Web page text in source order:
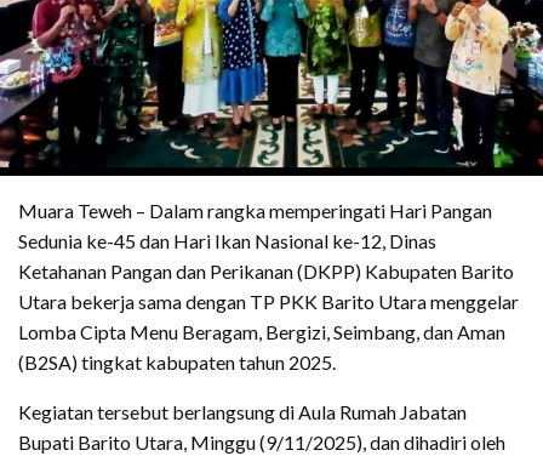
Muara Teweh – Dalam rangka memperingati Hari Pangan
Sedunia ke-45 dan Hari Ikan Nasional ke-12, Dinas
Ketahanan Pangan dan Perikanan (DKPP) Kabupaten Barito
Utara bekerja sama dengan TP PKK Barito Utara menggelar
Lomba Cipta Menu Beragam, Bergizi, Seimbang, dan Aman
(B2SA) tingkat kabupaten tahun 2025.
Kegiatan tersebut berlangsung di Aula Rumah Jabatan
Bupati Barito Utara, Minggu (9/11/2025), dan dihadiri oleh